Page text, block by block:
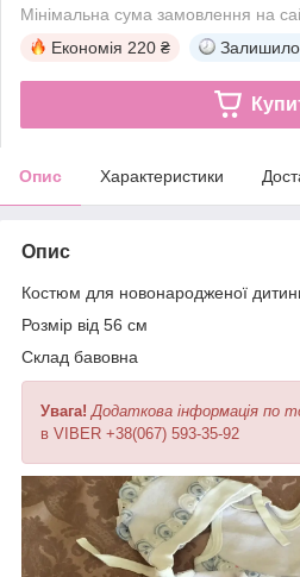
Мінімальна сума замовлення на
Економія 220 ₴
Опис Характеристики
Опис
Костюм для новонародженої
Розмір від 56 см
Склад бавовна
Увага! Додаткова інформація по
в VIBER +38(067) 593-35-92